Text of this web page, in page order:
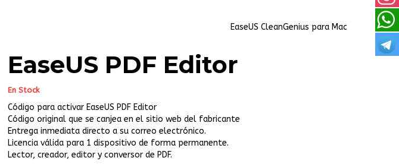
EaseUS CleanGenius para Mac
EaseUS PDF Editor
En Stock
Código para activar EaseUS PDF Editor
Código original que se canjea en el sitio web del fabricante
Entrega inmediata directo a su correo electrónico.
Licencia válida para 1 dispositivo de forma permanente.
Lector, creador, editor y conversor de PDF.